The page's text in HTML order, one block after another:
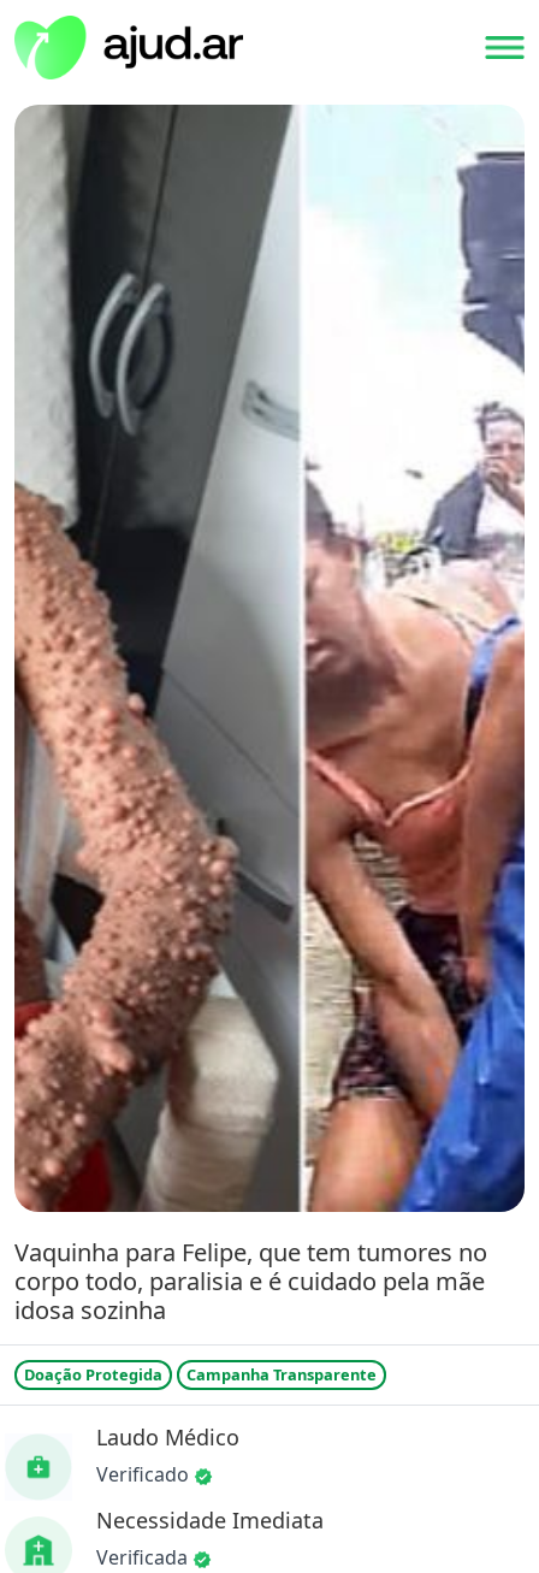
Vaquinha para Felipe, que tem tumores no
corpo todo, paralisia e é cuidado pela mãe
idosa sozinha
Doação Protegida Campanha Transparente
Laudo Médico
Verificado
Necessidade Imediata
Verificada